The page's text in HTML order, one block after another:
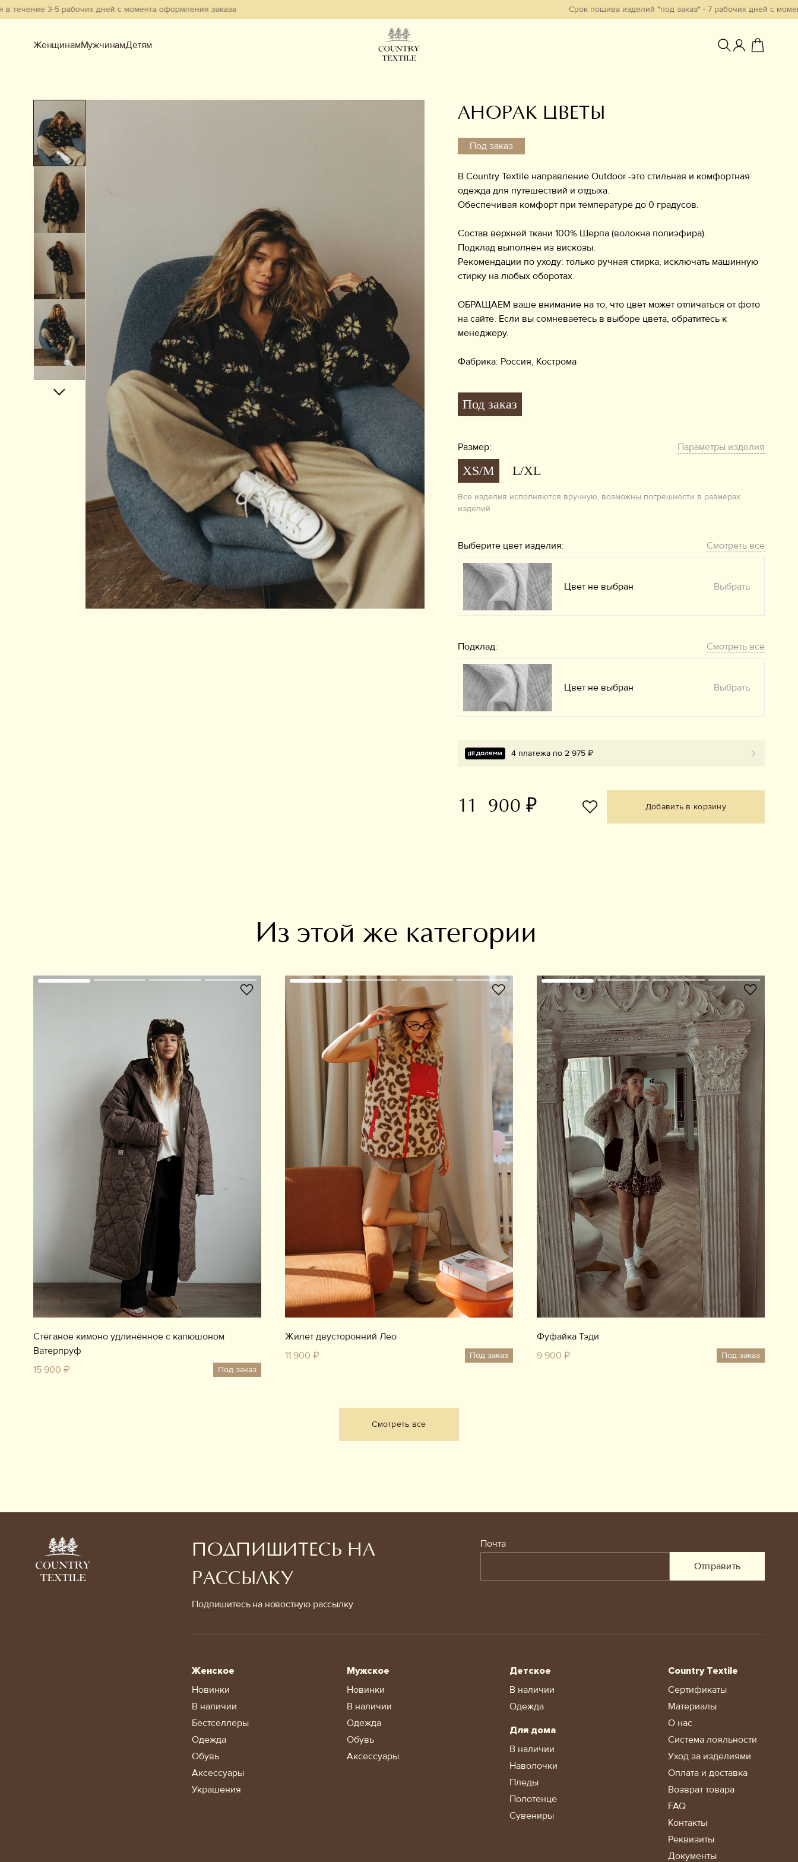
3-5 рабочих дней с момента оформления заказа Срок пошива изделий "под заказ" - 7 рабочих дней с момента
ЖенщинамМужчинамДетям
Смотреть всё
Новинки
В наличии
Бестселлеры
Одежда
Аксессуары
Украшения
Дом
Подарочный сертификат
АНОРАК ЦВЕТЫ
Под заказ
В Country Textile направление Outdoor -это стильная и комфортная
одежда для путешествий и отдыха.
Обеспечивая комфорт при температуре до 0 градусов.
Состав верхней ткани 100% Шерпа (волокна полиэфира).
Подклад выполнен из вискозы.
Рекомендации по уходу: только ручная стирка, исключать машинную
стирку на любых оборотах.
ОБРАЩАЕМ ваше внимание на то, что цвет может отличаться от фото
на сайте. Если вы сомневаетесь в выборе цвета, обратитесь к
менеджеру.
Фабрика: Россия, Кострома
Под заказ
Размер: Параметры изделия
XS/M L/XL
Все изделия исполняются вручную, возможны погрешности в размерах
изделий
Выберите цвет изделия: Смотреть все
Цвет не выбран Выбрать
Подклад: Смотреть все
Цвет не выбран Выбрать
4 платежа по 2 975 ₽
11 900 ₽ Добавить в корзину
Из этой же категории
Стёганое кимоно удлинённое с капюшоном
Ватерпруф
15 900 ₽
Под заказ
Жилет двусторонний Лео
11 900 ₽
Под заказ
Фуфайка Тэди
9 900 ₽
Под заказ
Смотреть все
ПОДПИШИТЕСЬ НА
РАССЫЛКУ
Подпишитесь на новостную рассылку
Почта
Отправить
Женское
Новинки
В наличии
Бестселлеры
Одежда
Обувь
Аксессуары
Украшения
Мужское
Новинки
В наличии
Одежда
Обувь
Аксессуары
Детское
В наличии
Одежда
Для дома
В наличии
Наволочки
Пледы
Полотенце
Сувениры
Country Textile
Сертификаты
Материалы
О нас
Система лояльности
Уход за изделиями
Оплата и доставка
Возврат товара
FAQ
Контакты
Реквизиты
Документы